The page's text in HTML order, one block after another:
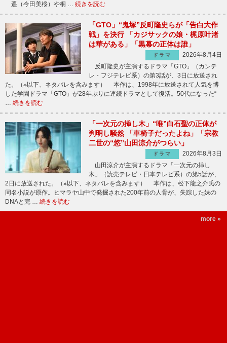
遥（今田美桜）や桐 … 続きを読む
「GTO」“鬼塚”反町隆史らが「告白大作
戦」を決行 「カジサックの娘・梶原叶渚
は華がある」「黒幕の正体は誰」
ドラマ
2026年8月4日
反町隆史が主演するドラマ「GTO」（カンテ
レ・フジテレビ系）の第3話が、3日に放送され
た。（※以下、ネタバレを含みます） 本作は、1998年に放送されて人気を博
した学園ドラマ「GTO」が28年ぶりに連続ドラマとして復活。50代になった“
… 続きを読む
「一次元の挿し木」“唯”白石聖の正体が
判明し騒然 「車椅子だったよね」「宗教
二世の“悠”山田涼介がつらい」
ドラマ
2026年8月3日
山田涼介が主演するドラマ「一次元の挿し
木」（読売テレビ・日本テレビ系）の第5話が、
2日に放送された。（※以下、ネタバレを含みます） 本作は、松下龍之介氏の
同名小説が原作。ヒマラヤ山中で発掘された200年前の人骨が、失踪した妹の
DNAと完 … 続きを読む
more »